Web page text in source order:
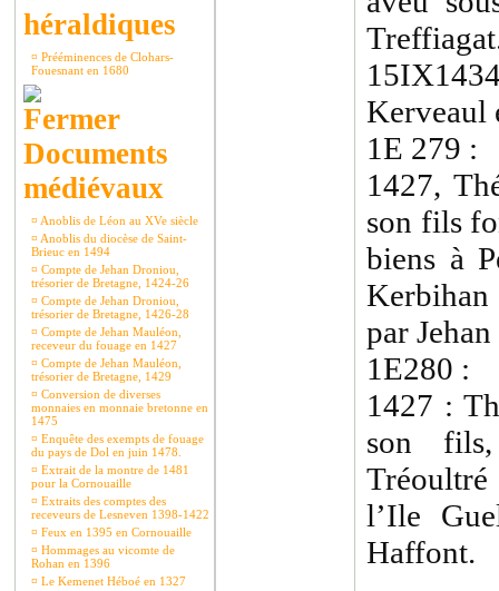
héraldiques
¤ Prééminences de Clohars-
Fouesnant en 1680
Documents
médiévaux
¤ Anoblis de Léon au XVe siècle
¤ Anoblis du diocèse de Saint-
Brieuc en 1494
¤ Compte de Jehan Droniou,
trésorier de Bretagne, 1424-26
¤ Compte de Jehan Droniou,
trésorier de Bretagne, 1426-28
¤ Compte de Jehan Mauléon,
receveur du fouage en 1427
¤ Compte de Jehan Mauléon,
trésorier de Bretagne, 1429
¤ Conversion de diverses
monnaies en monnaie bretonne en
1475
¤ Enquête des exempts de fouage
du pays de Dol en juin 1478.
¤ Extrait de la montre de 1481
pour la Cornouaille
¤ Extraits des comptes des
receveurs de Lesneven 1398-1422
¤ Feux en 1395 en Cornouaille
¤ Hommages au vicomte de
Rohan en 1396
¤ Le Kemenet Héboé en 1327
Kerveaul
1E 279 :
1427,
son fils
biens à
par
1E280 :
1427 :
son
l’Ile
Haffont.